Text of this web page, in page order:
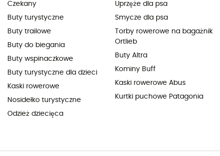
Czekany
Buty turystyczne
Buty trailowe
Buty do biegania
Buty wspinaczkowe
Buty turystyczne dla dzieci
Kaski rowerowe
Nosidełko turystyczne
Odzież dziecięca
Uprzęże dla psa
Smycze dla psa
Torby rowerowe na bagażnik
Ortlieb
Buty Altra
Kominy Buff
Kaski rowerowe Abus
Kurtki puchowe Patagonia